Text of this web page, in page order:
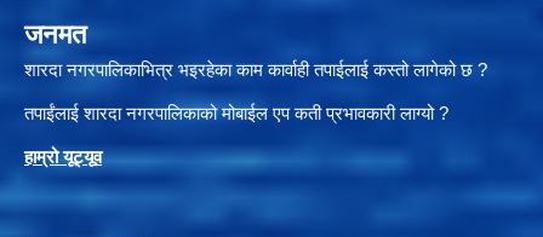
जनमत
शारदा नगरपालिकाभित्र भइरहेका काम कार्वाही तपाईलाई कस्तो लागेको छ ?
तपाईंलाई शारदा नगरपालिकाको मोबाईल एप कती प्रभावकारी लाग्यो ?
हाम्रो यूट्यूव